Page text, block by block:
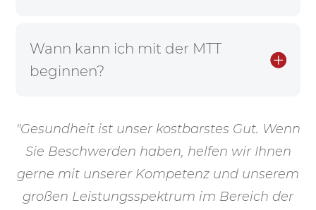
Wann kann ich mit der MTT
beginnen?
"Gesundheit ist unser kostbarstes Gut. Wenn
Sie Beschwerden haben, helfen wir Ihnen
gerne mit unserer Kompetenz und unserem
großen Leistungsspektrum im Bereich der